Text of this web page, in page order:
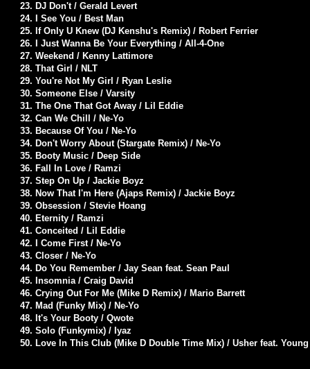
23. DJ Don't / Gerald Levert
24. I See You / Best Man
25. If Only U Knew (DJ Kenshu's Remix) / Robert Ferrier
26. I Just Wanna Be Your Everything / All-4-One
27. Weekend / Kenny Lattimore
28. That Girl / NLT
29. You're Not My Girl / Ryan Leslie
30. Someone Else / Varsity
31. The One That Got Away / Lil Eddie
32. Can We Chill / Ne-Yo
33. Because Of You / Ne-Yo
34. Don't Worry About (Stargate Remix) / Ne-Yo
35. Booty Music / Deep Side
36. Fall In Love / Ramzi
37. Step On Up / Jackie Boyz
38. Now That I'm Here (Ajaps Remix) / Jackie Boyz
39. Obsession / Stevie Hoang
40. Eternity / Ramzi
41. Conceited / Lil Eddie
42. I Come First / Ne-Yo
43. Closer / Ne-Yo
44. Do You Remember / Jay Sean feat. Sean Paul
45. Insomnia / Craig David
46. Crying Out For Me (Mike D Remix) / Mario Barrett
47. Mad (Funky Mix) / Ne-Yo
48. It's Your Booty / Qwote
49. Solo (Funkymix) / Iyaz
50. Love In This Club (Mike D Double Time Mix) / Usher feat.